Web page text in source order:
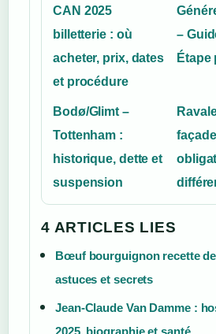
CAN 2025
billetterie : où
acheter, prix, dates
et procédure
–
Étape
Bodø/Glimt –
Tottenham :
historique, dette et
suspension
4 ARTICLES LIES
Bœuf bourguignon recette
astuces et secrets
Jean-Claude Van Damme :
2025, biographie et santé